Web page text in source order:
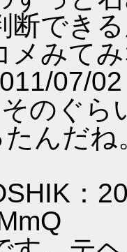
断でき
メみて
07/
のぐ
った
：